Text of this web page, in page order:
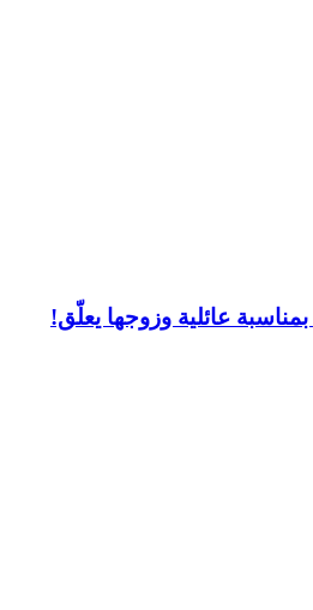
عائلية وزوجها يعلّق!